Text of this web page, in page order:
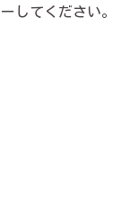
してください。